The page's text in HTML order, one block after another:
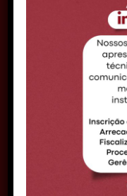
Bairro
Av.
Bairro